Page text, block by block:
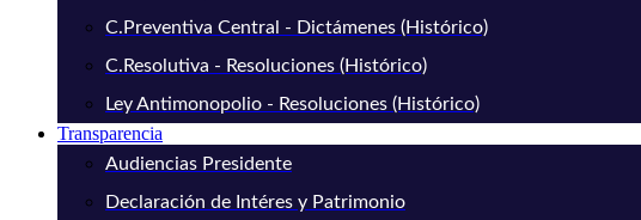
C.Preventiva Central - Dictámenes (Histórico)
C.Resolutiva - Resoluciones (Histórico)
Ley Antimonopolio - Resoluciones (Histórico)
Transparencia
Audiencias Presidente
Declaración de Intéres y Patrimonio